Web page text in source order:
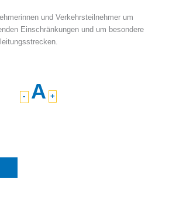
und Verkehrsteilnehmer um
Einschränkungen und um besondere
-
A +